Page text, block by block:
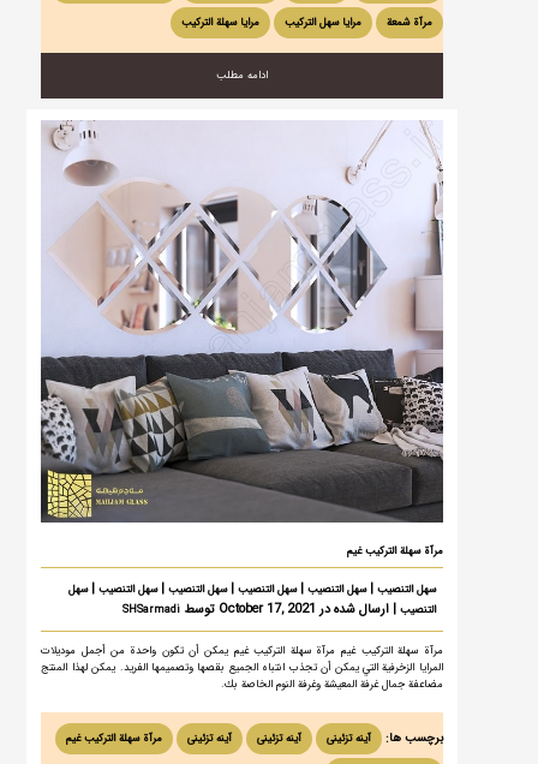
مرآة شمعة مرایا سهل الترکیب مرایا سهلة الترکیب
ادامه مطلب
مرآة سهلة التركيب غيم
سهل التنصيب |سهل التنصيب |سهل التنصيب |سهل التنصيب |سهل التنصيب |سهل
التنصيب | ارسال شده در October 17, 2021 توسط SHSarmadi
مرآة سهلة التركيب غيم مرآة سهلة التركيب غيم يمكن أن تكون واحدة من أجمل موديلات
المرايا الزخرفية التي يمكن أن تجذب انتباه الجميع بقصها وتصميمها الفريد. يمكن لهذا المنتج
مضاعفة جمال غرفة المعيشة وغرفة النوم الخاصة بك.
برچسب ها: آینه تزئینی آینه تزئینی آینه تزئینی مرآة سهلة التركيب غيم